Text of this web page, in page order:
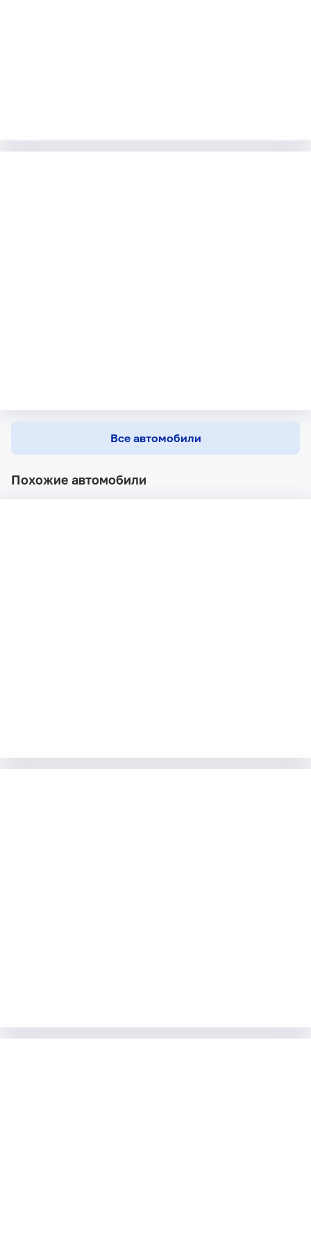
Все автомобили
Похожие автомобили